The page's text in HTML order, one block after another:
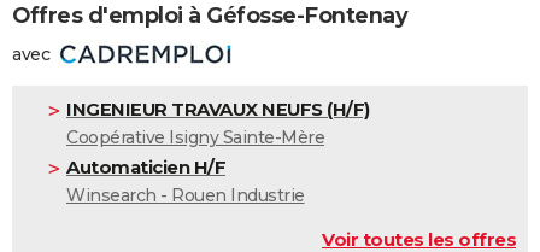
Offres d'emploi à Géfosse-Fontenay
avec
INGENIEUR TRAVAUX NEUFS (H/F)
Coopérative Isigny Sainte-Mère
Automaticien H/F
Winsearch - Rouen Industrie
Voir toutes les offres